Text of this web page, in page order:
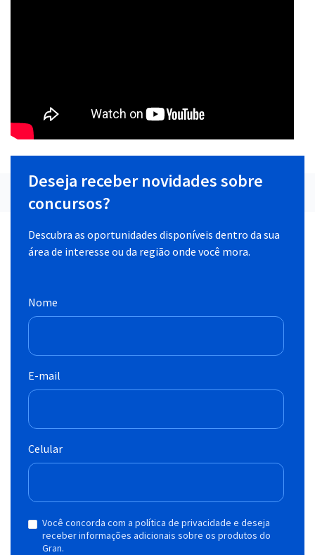
Deseja receber novidades sobre
concursos?
Descubra as oportunidades disponíveis dentro da sua
área de interesse ou da região onde você mora.
Nome
E-mail
Celular
Você concorda com a política de privacidade e deseja
receber informações adicionais sobre os produtos do
Gran.